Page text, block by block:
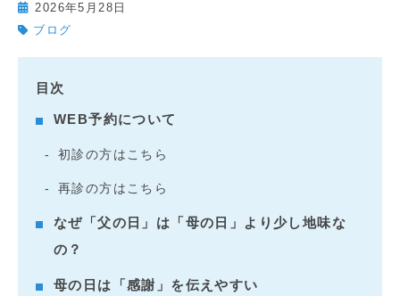
2026年5月28日
ブログ
目次
WEB予約について
初診の方はこちら
再診の方はこちら
なぜ「父の日」は「母の日」より少し地味な
の？
母の日は「感謝」を伝えやすい